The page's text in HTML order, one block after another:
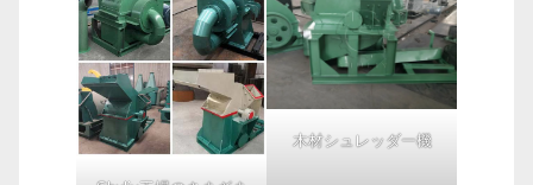
木材シュレッダー機